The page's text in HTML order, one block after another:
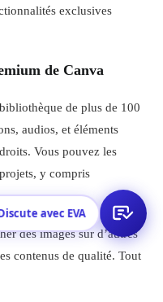
exclusives
de Canva
de plus de 100
audios, et éléments
Vous pouvez les
y compris
des images sur d’autres
contenus de qualité. Tout
avec EVA